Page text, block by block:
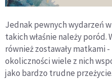
Jednak pewnych wydarzeń
takich właśnie należy
również zostawały matkami
okoliczności wiele z nich
jako bardzo trudne przeżycie.